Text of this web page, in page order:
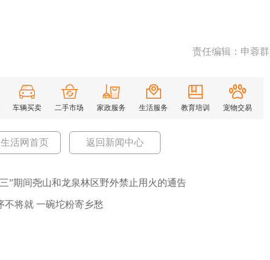
责任编辑：申蓉群
车辆买卖 二手市场 家政服务 生活服务 教育培训 宠物交易
活网首页 返回新闻中心
”期间尧山和龙泉林区野外禁止用火的通告
不将就 一碗坨粉寄乡愁